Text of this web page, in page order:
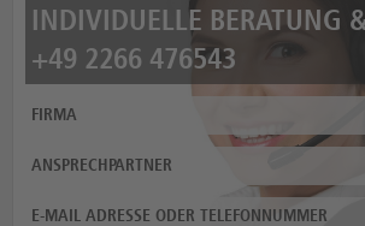
INDIVIDUELLE BERATUNG
+49 2266 476543